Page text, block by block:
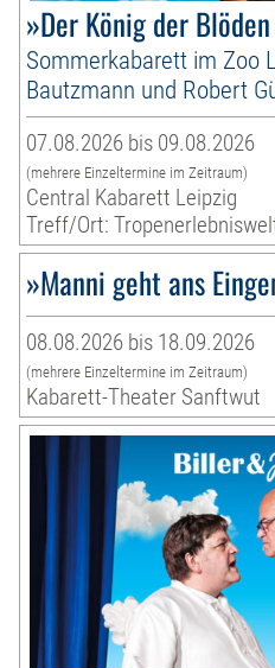
»Der König der
Sommerkabarett im Zoo
Bautzmann und Robert
07.08.2026 bis 09.08.2026
(mehrere Einzeltermine im Zeitraum)
Central Kabarett Leipzig
Treff/Ort:
»Manni geht ans
08.08.2026 bis 18.09.2026
(mehrere Einzeltermine im Zeitraum)
Kabarett-Theater Sanftwut